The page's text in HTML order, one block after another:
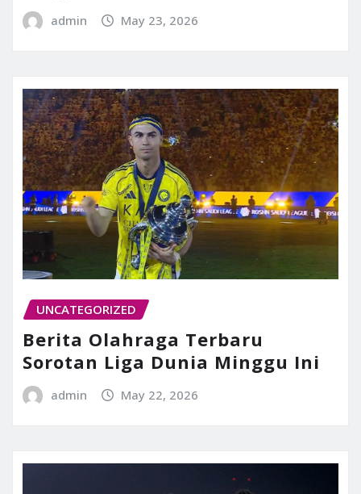
admin May 23, 2026
UNCATEGORIZED
Berita Olahraga Terbaru
Sorotan Liga Dunia Minggu Ini
admin May 22, 2026